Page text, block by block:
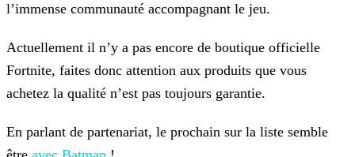
l’immense communauté accompagnant le jeu.
Actuellement il n’y a pas encore de boutique officielle
Fortnite, faites donc attention aux produits que vous
achetez la qualité n’est pas toujours garantie.
En parlant de partenariat, le prochain sur la liste semble